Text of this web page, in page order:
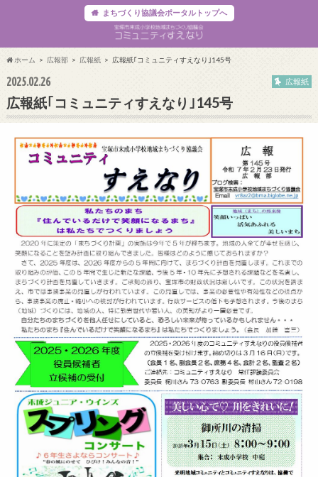
まちづくり協議会ポータルトップへ
ホーム 広報部 広報紙 広報紙｢コミュニティすえなり｣145号
2025.02.26 広報紙
広報紙｢コミュニティすえなり｣145号